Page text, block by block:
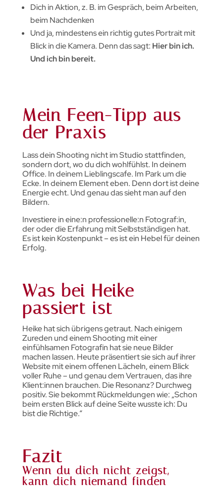
Dich in Aktion, z. B. im Gespräch, beim Arbeiten,
beim Nachdenken
Und ja, mindestens ein richtig gutes Portrait mit
Blick in die Kamera. Denn das sagt: Hier bin ich.
Und ich bin bereit.
Mein Feen-Tipp aus
der Praxis
Lass dein Shooting nicht im Studio stattfinden,
sondern dort, wo du dich wohlfühlst. In deinem
Office. In deinem Lieblingscafe. Im Park um die
Ecke. In deinem Element eben. Denn dort ist deine
Energie echt. Und genau das sieht man auf den
Bildern.
Investiere in eine:n professionelle:n Fotograf:in,
der oder die Erfahrung mit Selbstständigen hat.
Es ist kein Kostenpunkt – es ist ein Hebel für deinen
Erfolg.
Was bei Heike
passiert ist
Heike hat sich übrigens getraut. Nach einigem
Zureden und einem Shooting mit einer
einfühlsamen Fotografin hat sie neue Bilder
machen lassen. Heute präsentiert sie sich auf ihrer
Website mit einem offenen Lächeln, einem Blick
voller Ruhe – und genau dem Vertrauen, das ihre
Klient:innen brauchen. Die Resonanz? Durchweg
positiv. Sie bekommt Rückmeldungen wie: „Schon
beim ersten Blick auf deine Seite wusste ich: Du
bist die Richtige.“
Fazit
Wenn du dich nicht zeigst,
kann dich niemand finden